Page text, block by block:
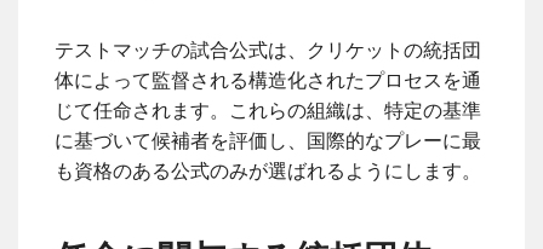
テストマッチの試合公式は、クリケットの統括団
体によって監督される構造化されたプロセスを通
じて任命されます。これらの組織は、特定の基準
に基づいて候補者を評価し、国際的なプレーに最
も資格のある公式のみが選ばれるようにします。